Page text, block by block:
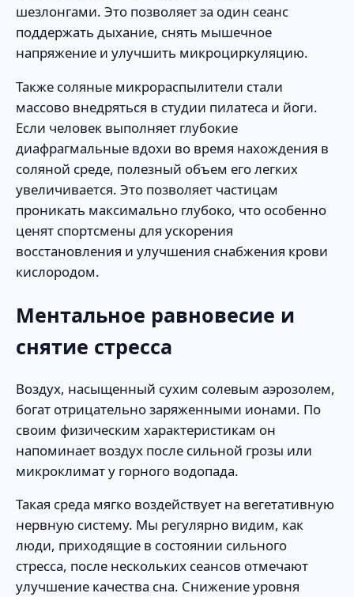
шезлонгами. Это позволяет за один сеанс
поддержать дыхание, снять мышечное
напряжение и улучшить микроциркуляцию.
Также соляные микрораспылители стали
массово внедряться в студии пилатеса и йоги.
Если человек выполняет глубокие
диафрагмальные вдохи во время нахождения в
соляной среде, полезный объем его легких
увеличивается. Это позволяет частицам
проникать максимально глубоко, что особенно
ценят спортсмены для ускорения
восстановления и улучшения снабжения крови
кислородом.
Ментальное равновесие и
снятие стресса
Воздух, насыщенный сухим солевым аэрозолем,
богат отрицательно заряженными ионами. По
своим физическим характеристикам он
напоминает воздух после сильной грозы или
микроклимат у горного водопада.
Такая среда мягко воздействует на вегетативную
нервную систему. Мы регулярно видим, как
люди, приходящие в состоянии сильного
стресса, после нескольких сеансов отмечают
улучшение качества сна. Снижение уровня